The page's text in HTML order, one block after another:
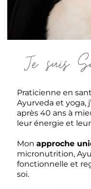
Praticienne en
Ayurveda et yoga,
après 40 ans à
leur énergie et
Mon approche
micronutrition,
fonctionnelle et
soi.